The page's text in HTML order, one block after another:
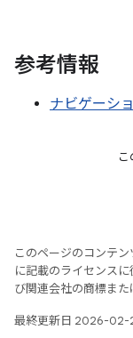
参考情報
ナビゲーシ
このページのコンテン
に記載のライセンス
び関連会社の商標また
最終更新日 2026-02-